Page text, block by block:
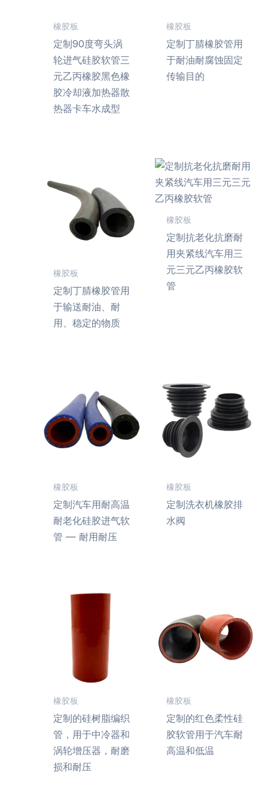
橡胶板
定制90度弯头涡
轮进气硅胶软管三
元乙丙橡胶黑色橡
胶冷却液加热器散
热器卡车水成型
橡胶板
定制丁腈橡胶管用
于耐油耐腐蚀固定
传输目的
橡胶板
定制丁腈橡胶管用
于输送耐油、耐
用、稳定的物质
橡胶板
定制抗老化抗磨耐
用夹紧线汽车用三
元三元乙丙橡胶软
管
橡胶板
定制汽车用耐高温
耐老化硅胶进气软
管 — 耐用耐压
橡胶板
定制洗衣机橡胶排
水阀
橡胶板
定制的硅树脂编织
管，用于中冷器和
涡轮增压器，耐磨
损和耐压
橡胶板
定制的红色柔性硅
胶软管用于汽车耐
高温和低温